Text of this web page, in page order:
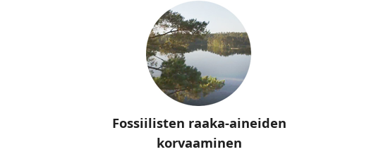
Fossiilisten raaka-aineiden
korvaaminen